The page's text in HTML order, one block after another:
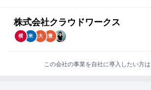
株式会社クラウドワークス
横 米 大 豊
この会社の事業を自社に導入したい方